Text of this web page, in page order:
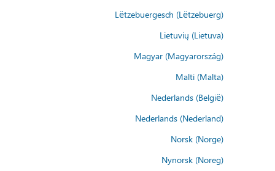
Lëtzebuergesch (Lëtzebuerg)
Lietuvių (Lietuva)
Magyar (Magyarország)
Malti (Malta)
Nederlands (België)
Nederlands (Nederland)
Norsk (Norge)
Nynorsk (Noreg)